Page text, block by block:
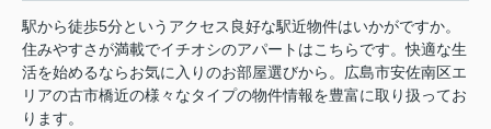
駅から徒歩5分というアクセス良好な駅近物件はいかがですか。
住みやすさが満載でイチオシのアパートはこちらです。快適な生
活を始めるならお気に入りのお部屋選びから。広島市安佐南区エ
リアの古市橋近の様々なタイプの物件情報を豊富に取り扱ってお
ります。